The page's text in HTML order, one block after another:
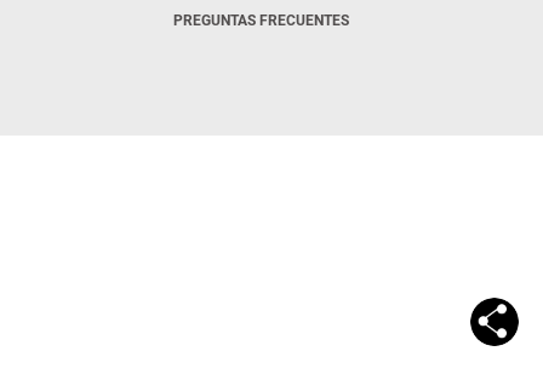
PREGUNTAS FRECUENTES